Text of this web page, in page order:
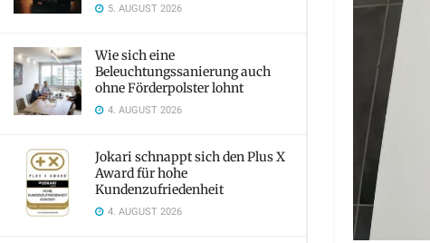
5. AUGUST 2026
Wie sich eine
Beleuchtungssanierung auch
ohne Förderpolster lohnt
4. AUGUST 2026
Jokari schnappt sich den Plus X
Award für hohe
Kundenzufriedenheit
4. AUGUST 2026